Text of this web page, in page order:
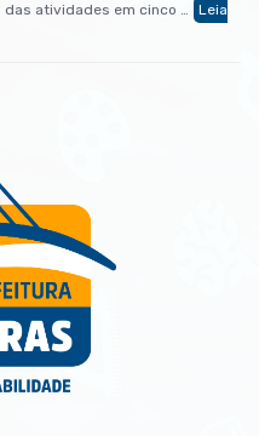
das atividades em cinco …